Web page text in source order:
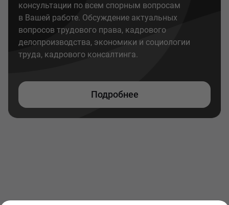
консультации по всем спорным вопросам
в Вашей работе. Обсуждение актуальных
вопросов трудового права, кадрового
делопроизводства, экономики и социологии
труда, кадрового консалтинга.
Подробнее